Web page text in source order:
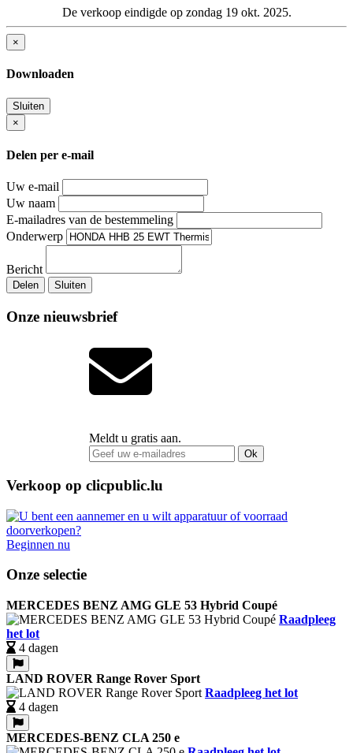
De verkoop eindigde op zondag 19 okt. 2025.
×
Downloaden
Sluiten
×
Delen per e-mail
Uw e-mail
Uw naam
E-mailadres van de bestemmeling
Onderwerp
Bericht
Delen Sluiten
Onze nieuwsbrief
Meldt u gratis aan.
Ok
Verkoop op clicpublic.lu
Beginnen nu
Onze selectie
MERCEDES BENZ AMG GLE 53 Hybrid Coupé
Raadpleeg
het lot
4 dagen
LAND ROVER Range Rover Sport
Raadpleeg het lot
4 dagen
MERCEDES-BENZ CLA 250 e